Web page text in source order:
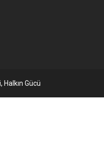
Halkın Gücü